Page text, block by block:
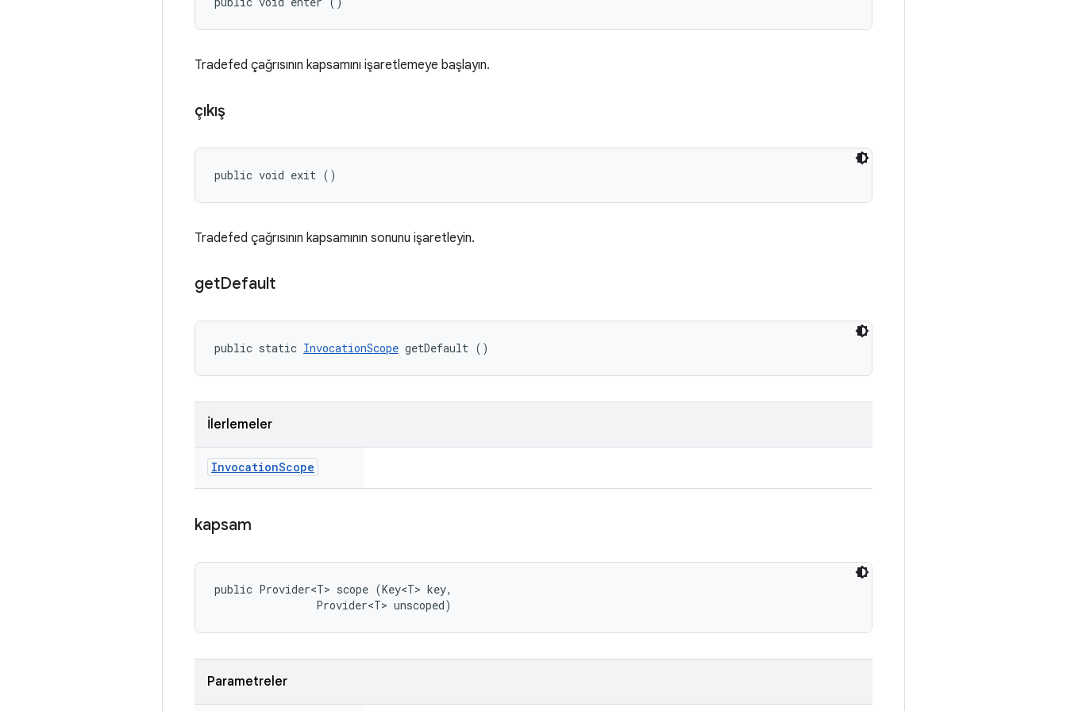
Tradefed çağrısının kapsamını işaretlemeye başlayın.
çıkış
public void exit ()
Tradefed çağrısının kapsamının sonunu işaretleyin.
getDefault
public static InvocationScope getDefault ()
İlerlemeler
InvocationScope
kapsam
public Provider<T> scope (Key<T> key,
                Provider<T> unscoped)
Parametreler